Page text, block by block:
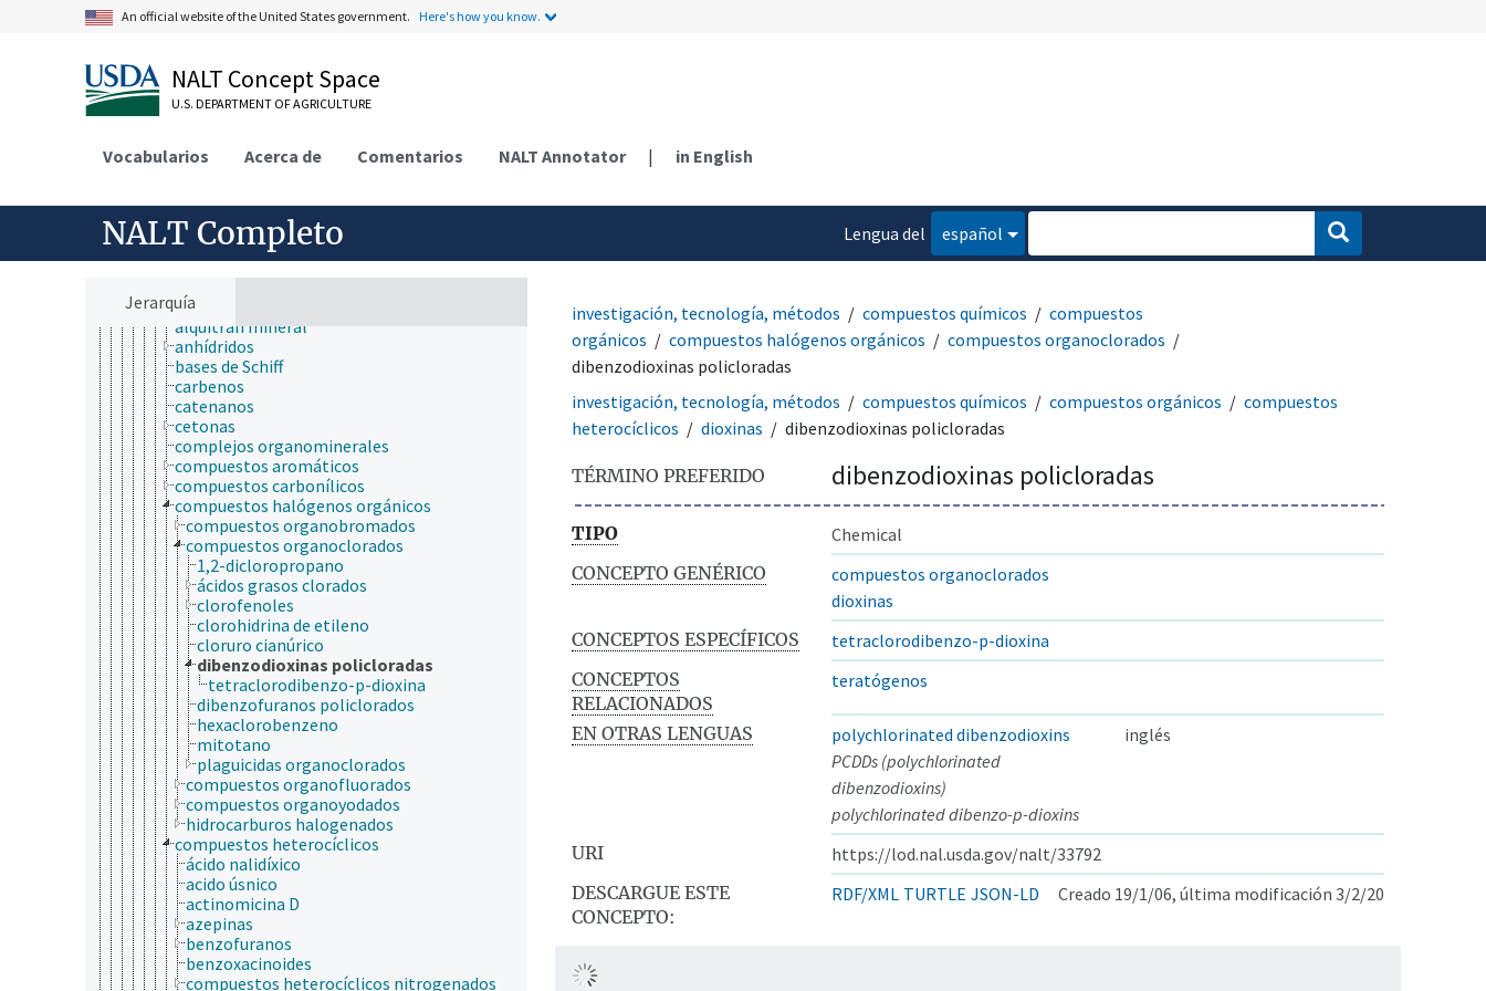
An official website of the United States government. Here's how you know.
NALT Concept Space
U.S. DEPARTMENT OF AGRICULTURE
Vocabularios Acerca de Comentarios NALT Annotator | in English
NALT Completo
Lengua del
español
Jerarquía
compuestos químicos
ácidos, bases y sales
componentes sulfurosos
compuestos de boro
compuestos de coordinación
compuestos de nitrógeno
compuestos de selenio
compuestos inorgánicos
compuestos orgánicos
ácidos y sales orgánicas
alcaloides
aldehídos
alquitrán mineral
anhídridos
bases de Schiff
carbenos
catenanos
cetonas
complejos organominerales
compuestos aromáticos
compuestos carbonílicos
compuestos halógenos orgánicos
compuestos organobromados
compuestos organoclorados
1,2-dicloropropano
ácidos grasos clorados
clorofenoles
clorohidrina de etileno
cloruro cianúrico
dibenzodioxinas policloradas
tetraclorodibenzo-p-dioxina
dibenzofuranos policlorados
hexaclorobenzeno
mitotano
plaguicidas organoclorados
compuestos organofluorados
compuestos organoyodados
hidrocarburos halogenados
compuestos heterocíclicos
ácido nalidíxico
acido úsnico
actinomicina D
azepinas
benzofuranos
benzoxacinoides
compuestos heterocíclicos nitrogenados
investigación, tecnología, métodos compuestos químicos
compuestos
orgánicos
compuestos halógenos orgánicos
compuestos organoclorados
dibenzodioxinas policloradas
investigación, tecnología, métodos
compuestos químicos compuestos orgánicos
compuestos
heterocíclicos
dioxinas dibenzodioxinas policloradas
TÉRMINO PREFERIDO dibenzodioxinas policloradas
TIPO
Chemical
CONCEPTO GENÉRICO
compuestos organoclorados
dioxinas
CONCEPTOS ESPECÍFICOS
tetraclorodibenzo-p-dioxina
CONCEPTOS
RELACIONADOS
teratógenos
EN OTRAS LENGUAS polychlorinated dibenzodioxins
inglés
PCDDs (polychlorinated
dibenzodioxins)
polychlorinated dibenzo-p-dioxins
URI
https://lod.nal.usda.gov/nalt/33792
DESCARGUE ESTE
CONCEPTO:
RDF/XML TURTLE JSON-LD Creado 19/1/06, última modificación 3/2/20